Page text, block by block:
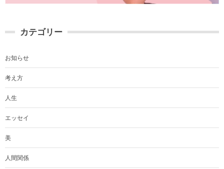
カテゴリー
お知らせ
考え方
人生
エッセイ
美
人間関係